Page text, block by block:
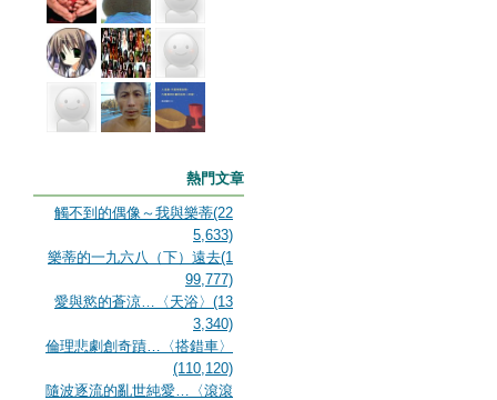
熱門文章
觸不到的偶像～我與樂蒂(22
5,633)
樂蒂的一九六八（下）遠去(1
99,777)
愛與慾的蒼涼…〈天浴〉(13
3,340)
倫理悲劇創奇蹟…〈搭錯車〉
(110,120)
隨波逐流的亂世純愛…〈滾滾